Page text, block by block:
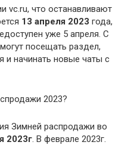
vc.ru, что останавливают
13 апреля 2023 года,
уже 5 апреля. С
посещать раздел,
и начинать новые чаты с
2023?
Зимней распродажи во
2023г. В феврале 2023г.